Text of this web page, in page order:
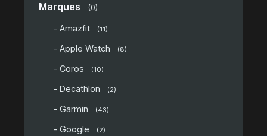
Marques (0)
- Amazfit (11)
- Apple Watch (8)
- Coros (10)
- Decathlon (2)
- Garmin (43)
- Google (2)